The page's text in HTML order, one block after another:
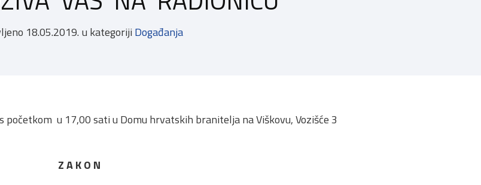
18.05.2019. u kategoriji Događanja
početkom u 17,00 sati u Domu hrvatskih branitelja na Viškovu, Vozišće 3
Z A K O N